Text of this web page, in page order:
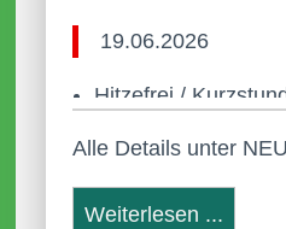
19.06.2026
Hitzefrei /
22.05.2026
Anleitung
Alle Details unter
Weiterlesen ...